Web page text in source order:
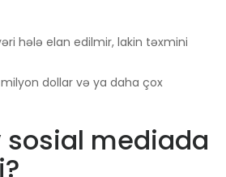
hələ elan edilmir, lakin təxmini
dollar və ya daha çox
sosial mediada